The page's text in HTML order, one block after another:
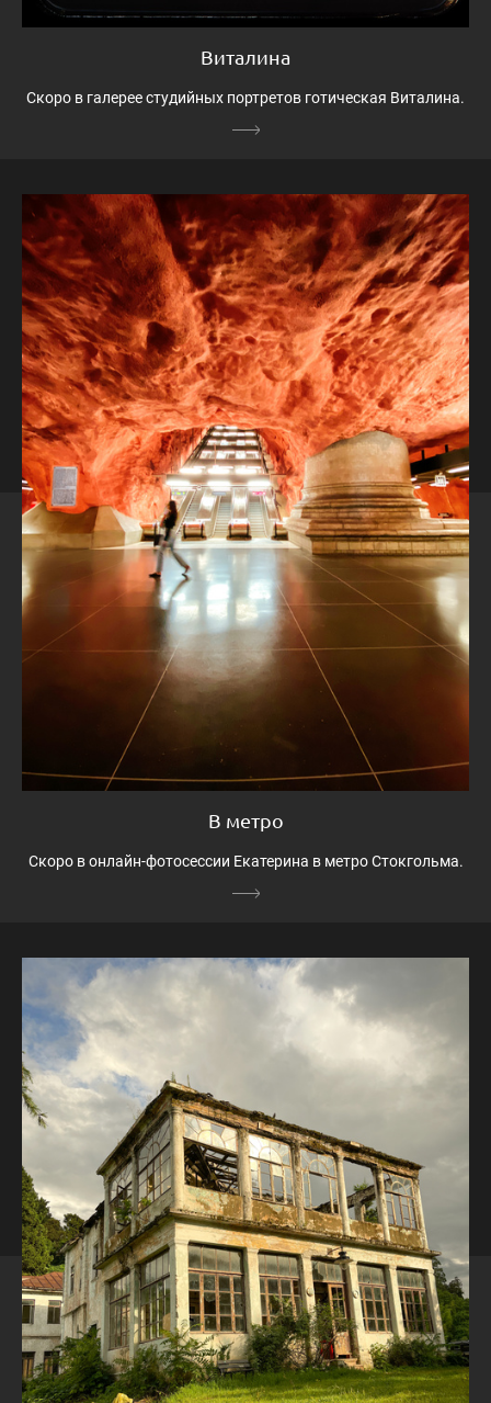
Виталина
Скоро в галерее студийных портретов готическая Виталина.
В метро
Скоро в онлайн-фотосессии Екатерина в метро Стокгольма.